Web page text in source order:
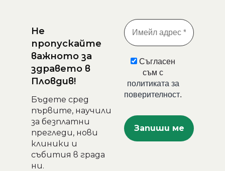
Не
пропускайте
важното за
здравето в
Пловдив!
Бъдете сред
първите, научили
за безплатни
прегледи, нови
клиники и
събития в града
ни.
Съгласен
съм с
политиката за
поверителност.